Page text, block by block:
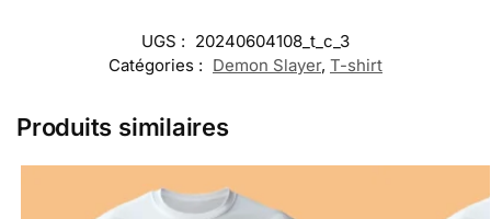
UGS : 20240604108_t_c_3
Catégories : Demon Slayer, T-shirt
Produits similaires